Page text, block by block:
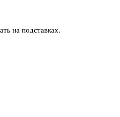
на подставках.